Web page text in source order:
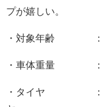
プが嬉しい。
・対象年齢 ：
・車体重量 ：
・タイヤ ：軽量